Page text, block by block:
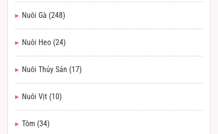
Nuôi Gà (248)
Nuôi Heo (24)
Nuôi Thủy Sản (17)
Nuôi Vịt (10)
Tôm (34)